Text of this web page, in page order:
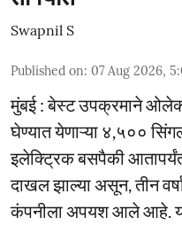
Swapnil S
Published on: 07 Aug 2026,
मुंबई : बेस्ट उपक्रमाने
घेण्यात येणाऱ्या ४,५००
इलेक्ट्रिक बसपैकी
दाखल झाल्या असून, तीन
कंपनीला अपयश आले आहे.